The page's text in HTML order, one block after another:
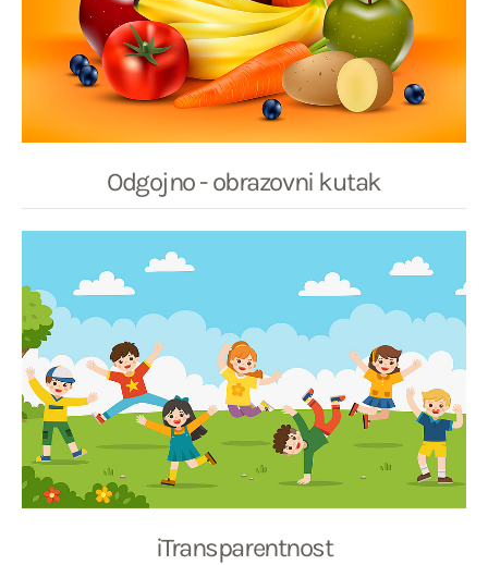
Odgojno - obrazovni kutak
iTransparentnost